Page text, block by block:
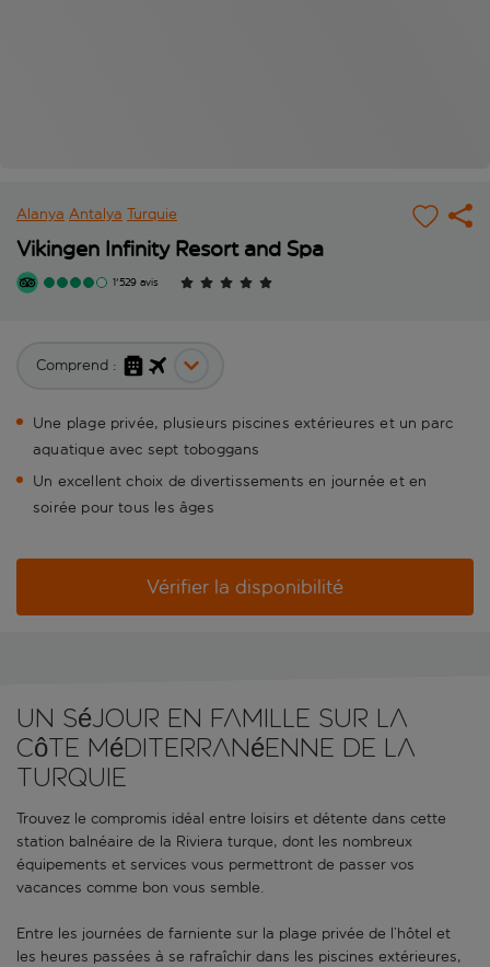
Alanya Antalya Turquie
Vikingen Infinity Resort and Spa
1'529 avis
Comprend :
Une plage privée, plusieurs piscines extérieures et un parc
aquatique avec sept toboggans
Un excellent choix de divertissements en journée et en
soirée pour tous les âges
Vérifier la disponibilité
Un séjour en famille sur la
côte méditerranéenne de la
Turquie
Trouvez le compromis idéal entre loisirs et détente dans cette
station balnéaire de la Riviera turque, dont les nombreux
équipements et services vous permettront de passer vos
vacances comme bon vous semble.
Entre les journées de farniente sur la plage privée de l’hôtel et
les heures passées à se rafraîchir dans les piscines extérieures,